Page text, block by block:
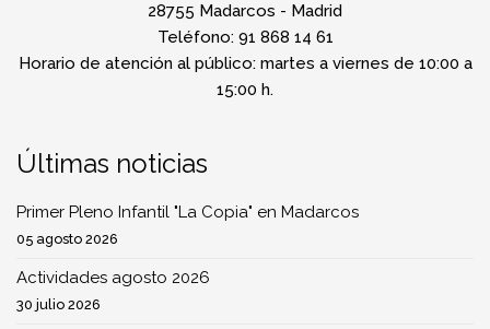
28755 Madarcos - Madrid
Teléfono: 91 868 14 61
Horario de atención al público: martes a viernes de 10:00 a
15:00 h.
Últimas noticias
Primer Pleno Infantil "La Copia" en Madarcos
05 agosto 2026
Actividades agosto 2026
30 julio 2026